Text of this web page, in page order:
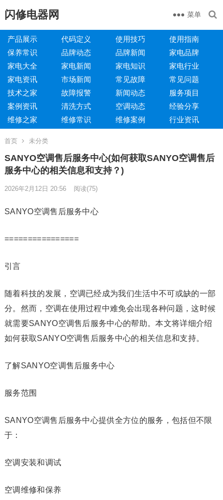
闪修电器网 菜单
产品展示 代码定义 使用技巧
使用指南
保养常识
品牌动态 品牌新闻
家电品牌
家电大全
家电新闻 家电知识
家电行业
家电资讯
市场新闻 常见故障
常见问题
技术之家
故障报警 新闻动态
服务项目
案例资讯
清洗方式 空调动态
经验分享
维修之家
维修常识 维修案例 行业资讯
首页 未分类
SANYO空调售后服务中心(如何获取SANYO空调售后
服务中心的相关信息和支持？)
2026年2月12日 20:56 阅读(75)
SANYO空调售后服务中心
================
引言
随着科技的发展，空调已经成为我们生活中不可或缺的一部
分。然而，空调在使用过程中难免会出现各种问题，这时候
就需要SANYO空调售后服务中心的帮助。本文将详细介绍
如何获取SANYO空调售后服务中心的相关信息和支持。
了解SANYO空调售后服务中心
服务范围
SANYO空调售后服务中心提供全方位的服务，包括但不限
于：
空调安装和调试
空调维修和保养